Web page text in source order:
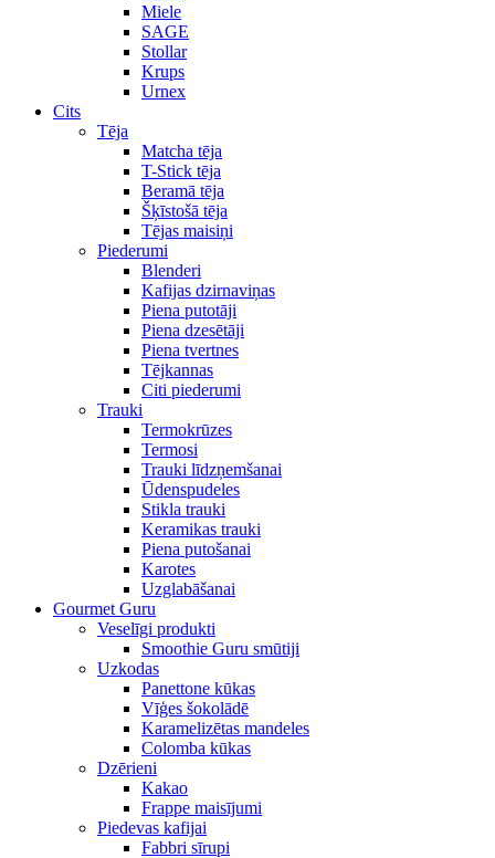
Miele
SAGE
Stollar
Krups
Urnex
Cits
Tēja
Matcha tēja
T-Stick tēja
Beramā tēja
Šķīstošā tēja
Tējas maisiņi
Piederumi
Blenderi
Kafijas dzirnaviņas
Piena putotāji
Piena dzesētāji
Piena tvertnes
Tējkannas
Citi piederumi
Trauki
Termokrūzes
Termosi
Trauki līdzņemšanai
Ūdenspudeles
Stikla trauki
Keramikas trauki
Piena putošanai
Karotes
Uzglabāšanai
Gourmet Guru
Veselīgi produkti
Smoothie Guru smūtiji
Uzkodas
Panettone kūkas
Vīģes šokolādē
Karamelizētas mandeles
Colomba kūkas
Dzērieni
Kakao
Frappe maisījumi
Piedevas kafijai
Fabbri sīrupi